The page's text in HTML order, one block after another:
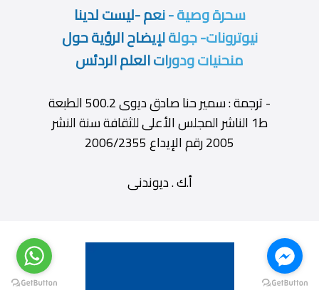
سحرة وصية - نعم -ليست لدينا
نيوترونات- جولة لإيضاح الرؤية حول
منحنيات ودورات العلم الردئس
- ترجمة : سمير حنا صادق ديوى 500.2 الطبعة
ط1 الناشر المجلس الأعلى للثقافة سنة النشر
2005 رقم الإيداع 2006/2355
أ.ك . ديوندنى